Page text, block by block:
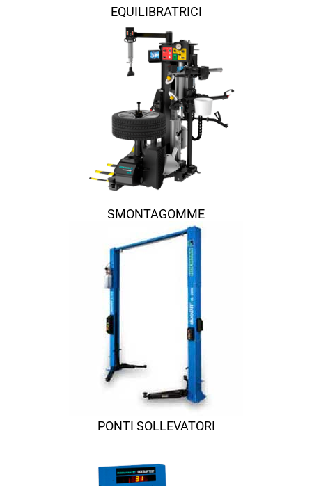
EQUILIBRATRICI
SMONTAGOMME
PONTI SOLLEVATORI